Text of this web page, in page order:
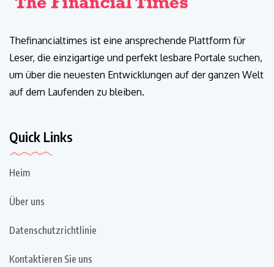
Thefinancialtimes ist eine ansprechende Plattform für
Leser, die einzigartige und perfekt lesbare Portale suchen,
um über die neuesten Entwicklungen auf der ganzen Welt
auf dem Laufenden zu bleiben.
Quick Links
Heim
Über uns
Datenschutzrichtlinie
Kontaktieren Sie uns